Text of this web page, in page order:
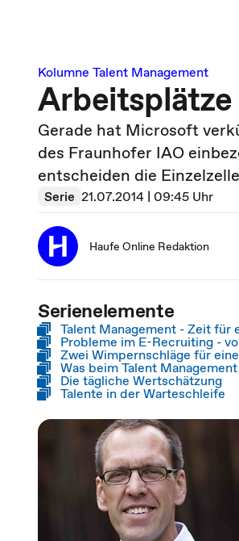
Kolumne Talent Management
Arbeitsplätze
Gerade hat Microsoft
des Fraunhofer IAO
entscheiden die
Serie 21.07.2014 | 09:45 Uhr
Haufe Online Redaktion
Serienelemente
Talent Management - Zeit für
Probleme im E-Recruiting -
Zwei Wimpernschläge für
Was beim Talent
Die tägliche Wertschätzung
Talente in der Warteschleife